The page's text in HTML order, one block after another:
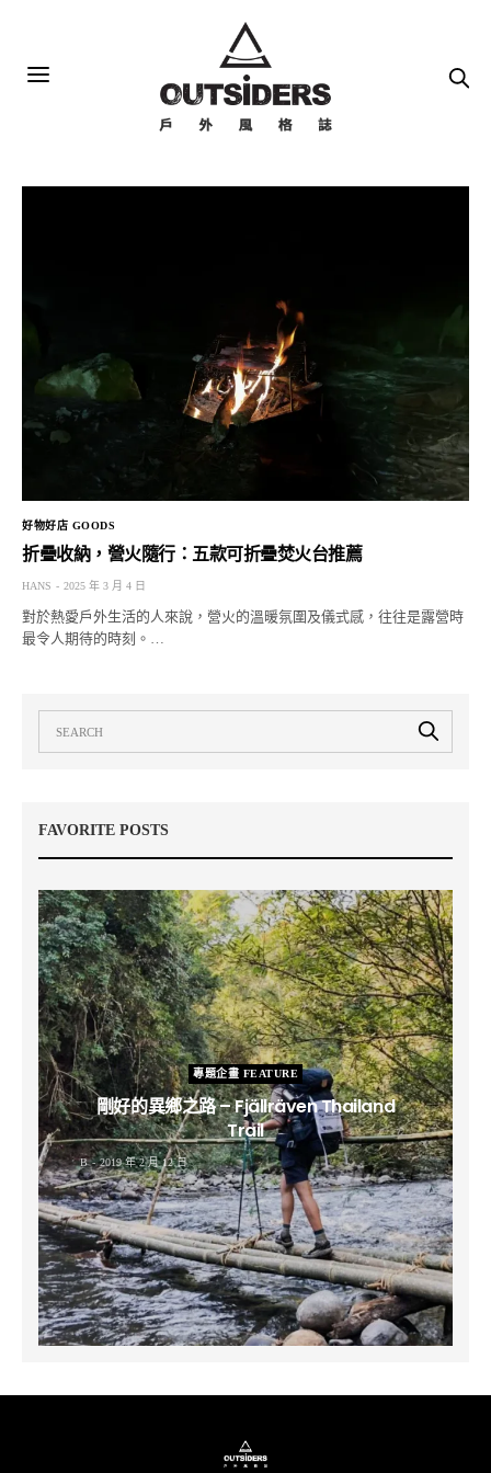
好物好店 GOODS
折疊收納，營火隨行：五款可折疊焚火台推薦
HANS 2025 年 3 月 4 日
對於熱愛戶外生活的人來說，營火的溫暖氛圍及儀式感，往往是露營時
最令人期待的時刻。…
FAVORITE POSTS
專題企畫 FEATURE
剛好的異鄉之路 – Fjällräven Thailand
Trail
B 2019 年 2 月 12 日